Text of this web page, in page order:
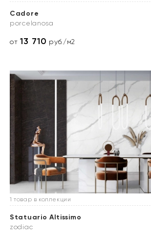
Cadore
porcelanosa
от13 710 руб./м2
1 товар в коллекции
Statuario Altissimo
zodiac